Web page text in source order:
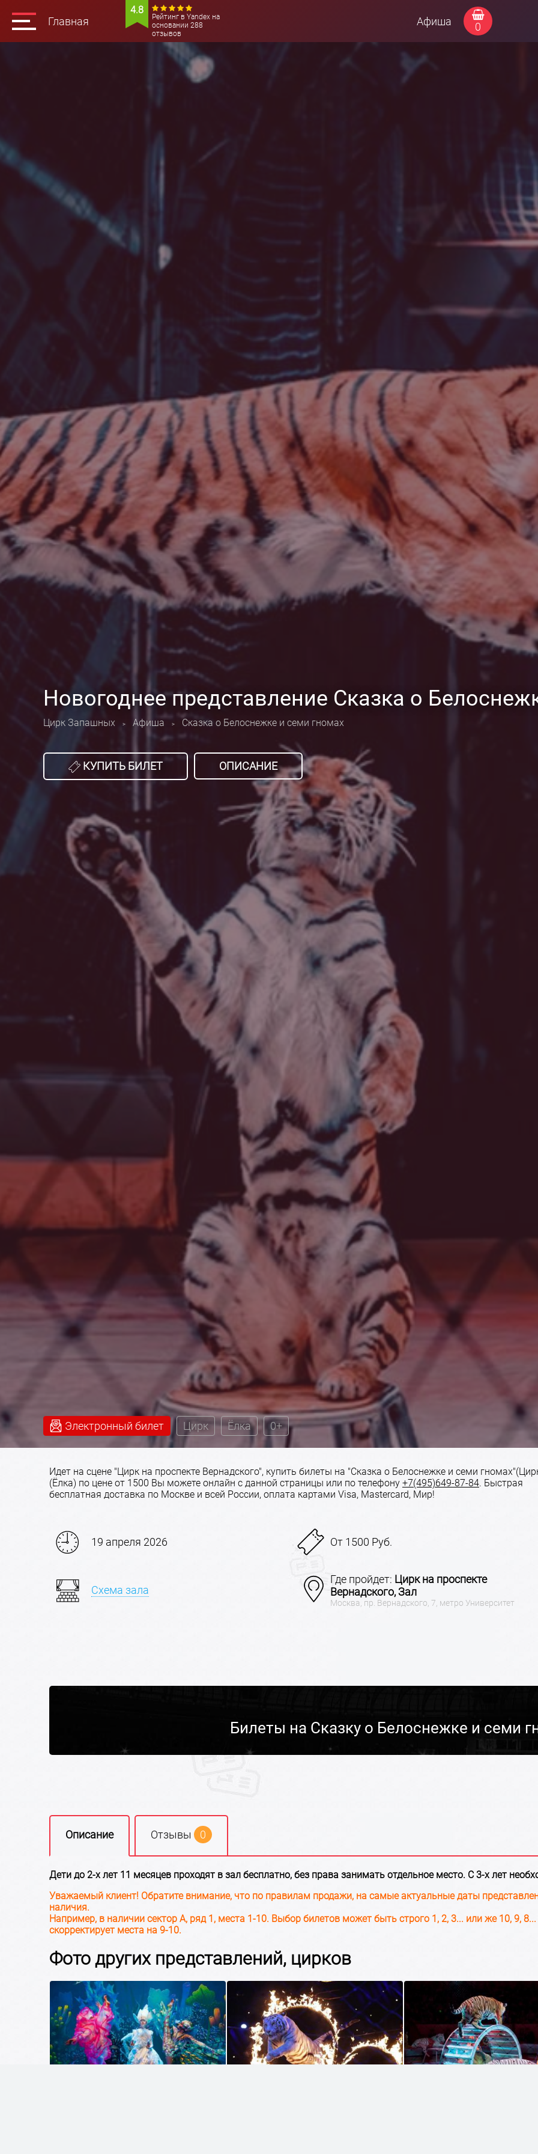
Главная
4.8
Рейтинг в Yandex на
основании 288
отзывов
Афиша 0
Новогоднее представление Сказка о
Цирк Запашных > Афиша > Сказка о Белоснежке и семи гномах
КУПИТЬ БИЛЕТ ОПИСАНИЕ
Электронный билет Цирк Ёлка 0+
Идет на сцене "Цирк на проспекте Вернадского", купить билеты на "Сказка о Белоснежке и семи
(Ёлка) по цене от 1500 Вы можете онлайн с данной страницы или по телефону +7(495)649-87-84. Быстрая
бесплатная доставка по Москве и всей России, оплата картами Visa, Mastercard, Мир!
19 апреля 2026 От 1500 Руб.
Схема зала
Где пройдет: Цирк на проспекте
Вернадского, Зал
Москва, пр. Вернадского, 7, метро Университет
Билеты на Сказку о Белоснежке и семи
Описание Отзывы 0
Дети до 2-х лет 11 месяцев проходят в зал бесплатно, без права занимать отдельное место. С 3-х лет
Уважаемый клиент! Обратите внимание, что по правилам продажи, на самые актуальные даты
наличия.
Например, в наличии сектор А, ряд 1, места 1-10. Выбор билетов может быть строго 1, 2, 3... или же 10, 9,
скорректирует места на 9-10.
Фото других представлений, цирков